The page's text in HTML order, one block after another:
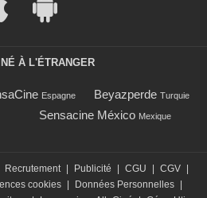
À L'ÉTRANGER
Espagne Beyazperde Turquie
Sensacine México Mexique
Recrutement Publicité CGU CGV
cookies Données Personnelles